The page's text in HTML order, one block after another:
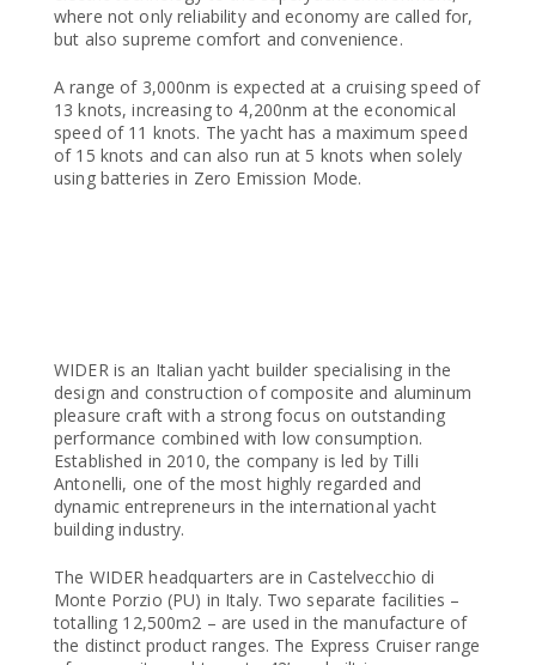
where not only reliability and economy are called for,
but also supreme comfort and convenience.
A range of 3,000nm is expected at a cruising speed of
13 knots, increasing to 4,200nm at the economical
speed of 11 knots. The yacht has a maximum speed
of 15 knots and can also run at 5 knots when solely
using batteries in Zero Emission Mode.
WIDER is an Italian yacht builder specialising in the
design and construction of composite and aluminum
pleasure craft with a strong focus on outstanding
performance combined with low consumption.
Established in 2010, the company is led by Tilli
Antonelli, one of the most highly regarded and
dynamic entrepreneurs in the international yacht
building industry.
The WIDER headquarters are in Castelvecchio di
Monte Porzio (PU) in Italy. Two separate facilities –
totalling 12,500m2 – are used in the manufacture of
the distinct product ranges. The Express Cruiser range